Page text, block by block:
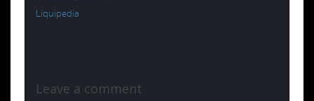
Liquipedia
Leave a comment